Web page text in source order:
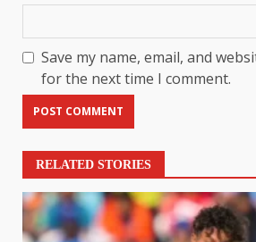
Save my name, email, and
for the next time I comment.
RELATED STORIES